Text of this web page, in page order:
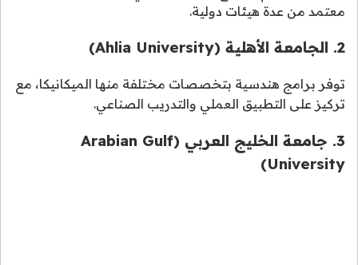
معتمد من عدة هيئات دولية.
2. الجامعة الأهلية (Ahlia University)
توفر برامج هندسية بتخصصات مختلفة منها الميكانيكا، مع
تركيز على التطبيق العملي والتدريب الصناعي.
3. جامعة الخليج العربي (Arabian Gulf
University)